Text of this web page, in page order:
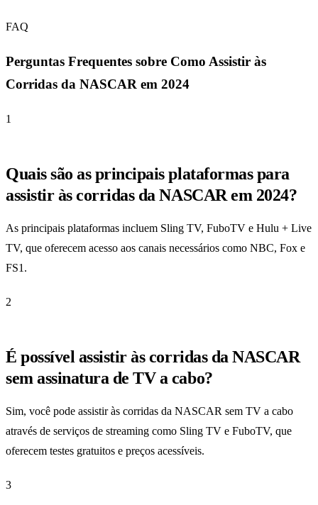
FAQ
Perguntas Frequentes sobre Como Assistir às
Corridas da NASCAR em 2024
1
Quais são as principais plataformas para
assistir às corridas da NASCAR em 2024?
As principais plataformas incluem Sling TV, FuboTV e Hulu + Live
TV, que oferecem acesso aos canais necessários como NBC, Fox e
FS1.
2
É possível assistir às corridas da NASCAR
sem assinatura de TV a cabo?
Sim, você pode assistir às corridas da NASCAR sem TV a cabo
através de serviços de streaming como Sling TV e FuboTV, que
oferecem testes gratuitos e preços acessíveis.
3